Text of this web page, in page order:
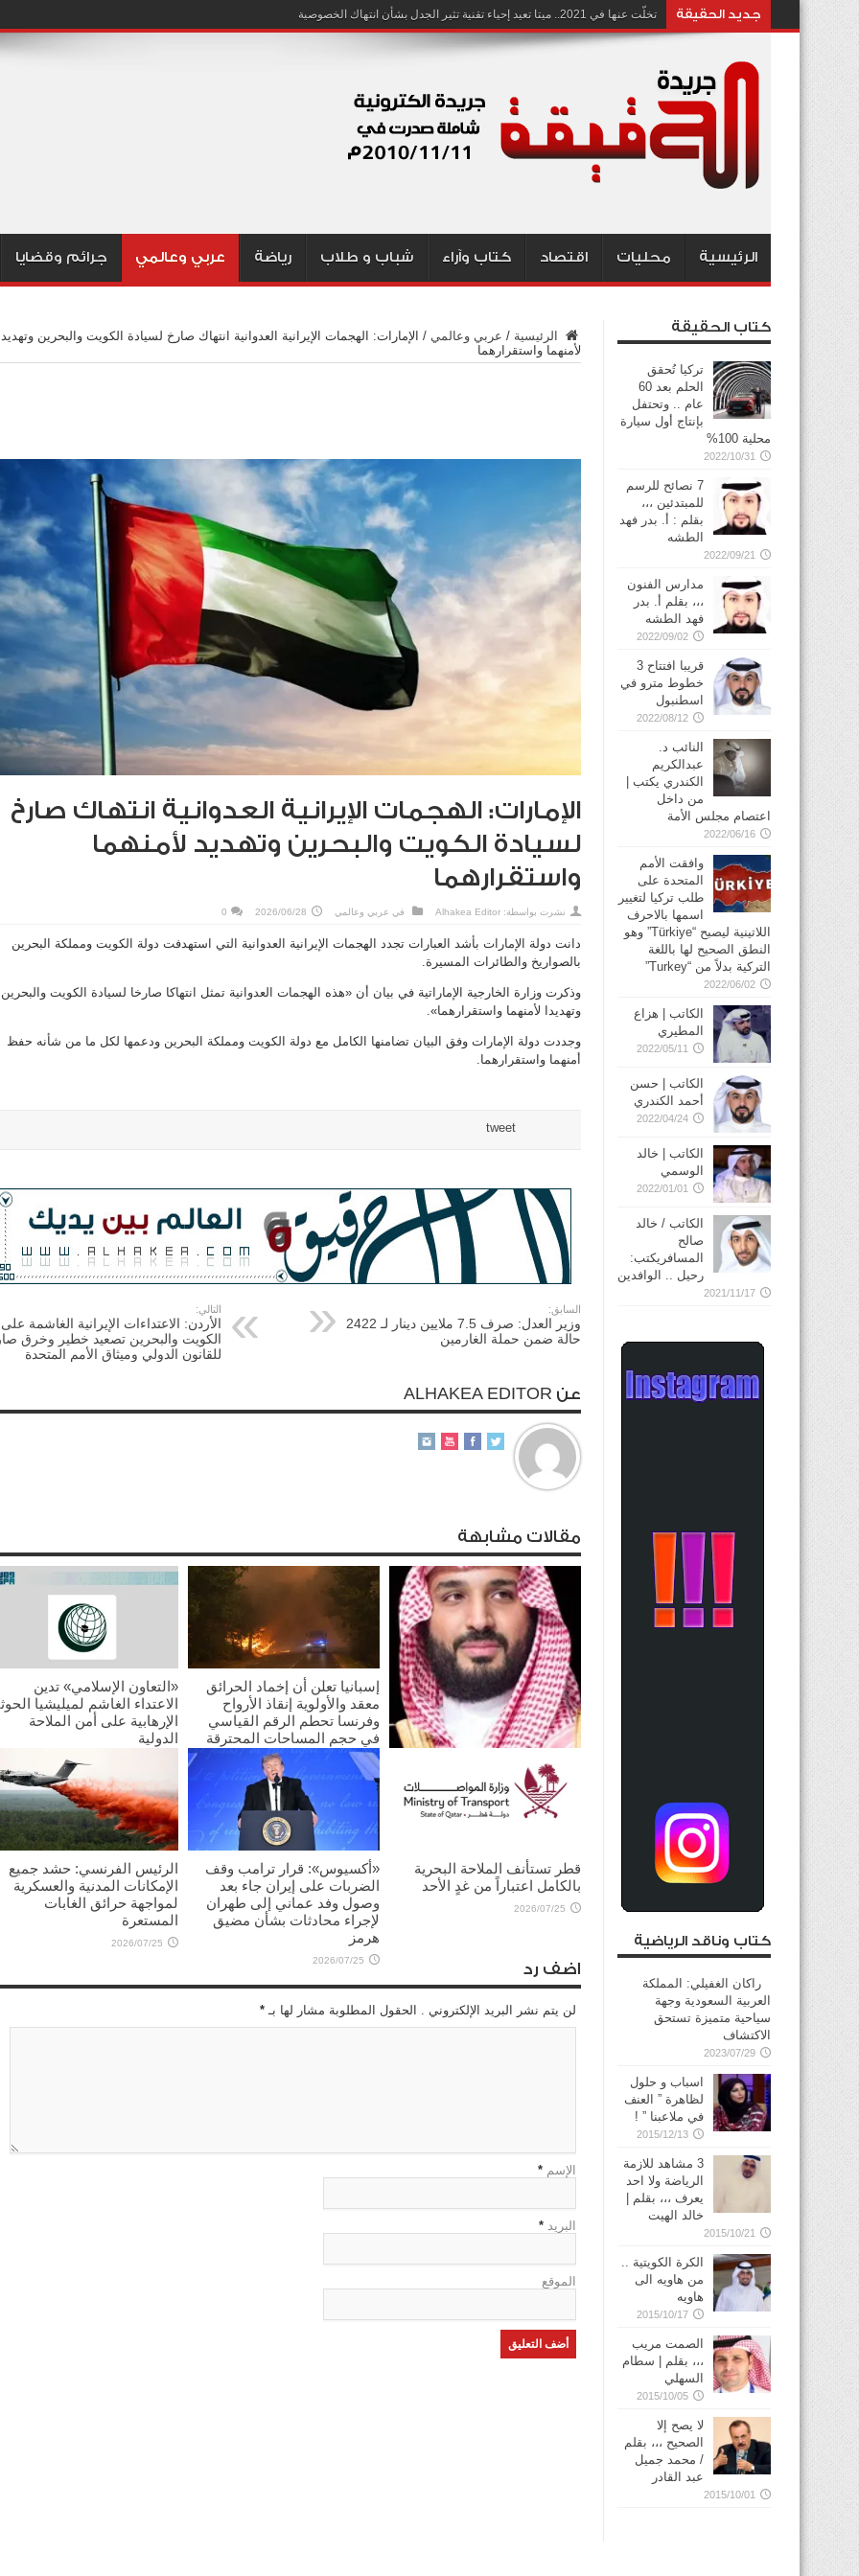
جديد الحقيقة تخلّت عنها في 2021.. ميتا تعيد إحياء تقنية تثير الجدل بشأن انتهاك الخصوصية
الرئيسية محليات اقتصاد كتاب وآراء شباب و طلاب رياضة عربي وعالمي جرائم وقضايا
الرئيسية / عربي وعالمي / الإمارات: الهجمات الإيرانية العدوانية انتهاك صارخ لسيادة الكويت والبحرين وتهديد
لأمنهما واستقرارهما
الإمارات: الهجمات الإيرانية العدوانية انتهاك صارخ
لسيادة الكويت والبحرين وتهديد لأمنهما
واستقرارهما
نشرت بواسطة: Alhakea Editor في عربي وعالمي 2026/06/28
0
دانت دولة الإمارات بأشد العبارات تجدد الهجمات الإيرانية العدوانية التي استهدفت دولة الكويت ومملكة البحرين
بالصواريخ والطائرات المسيرة.
وذكرت وزارة الخارجية الإماراتية في بيان أن «هذه الهجمات العدوانية تمثل انتهاكا صارخا لسيادة الكويت والبحرين
وتهديدا لأمنهما واستقرارهما».
وجددت دولة الإمارات وفق البيان تضامنها الكامل مع دولة الكويت ومملكة البحرين ودعمها لكل ما من شأنه حفظ
أمنهما واستقرارهما.
tweet
السابق:
وزير العدل: صرف 7.5 ملايين دينار لـ 2422
حالة ضمن حملة الغارمين
التالي:
الأردن: الاعتداءات الإيرانية الغاشمة على
الكويت والبحرين تصعيد خطير وخرق
للقانون الدولي وميثاق الأمم المتحدة
عن ALHAKEA EDITOR
مقالات مشابهة
ولي العهد السعودي يؤكد
للرئيس الأميركي ضرورة تغليب
الحوار لخفض التصعيد
إسبانيا تعلن أن إخماد الحرائق
معقد والأولوية إنقاذ الأرواح
وفرنسا تحطم الرقم القياسي
في حجم المساحات المحترقة
2026/07/25
«التعاون الإسلامي» تدين
الاعتداء الغاشم لميليشيا
الإرهابية على أمن الملاحة
الدولية
قطر تستأنف الملاحة البحرية
بالكامل اعتباراً من غدٍ الأحد
2026/07/25
«أكسيوس»: قرار ترامب وقف
الضربات على إيران جاء بعد
وصول وفد عماني إلى طهران
لإجراء محادثات بشأن مضيق
هرمز
2026/07/25
الرئيس الفرنسي: حشد جميع
الإمكانات المدنية والعسكرية
لمواجهة حرائق الغابات
المستعرة
2026/07/25
اضف رد
لن يتم نشر البريد الإلكتروني . الحقول المطلوبة مشار لها بـ *
الإسم *
البريد *
الموقع
كتاب الحقيقة
تركيا تُحقق
الحلم بعد 60
عام .. وتحتفل
بإنتاج أول سيارة
محلية 100%
2022/10/31
7 نصائح للرسم
للمبتدئين ،،،
بقلم : أ. بدر فهد
الطشه
2022/09/21
مدارس الفنون
،،، بقلم أ. بدر
فهد الطشه
2022/09/02
قريبا افتتاح 3
خطوط مترو في
2022/08/12
النائب د.
عبدالكريم
الكندري يكتب |
من داخل
اعتصام مجلس الأمة
2022/06/16
وافقت الأمم
المتحدة على
طلب تركيا لتغيير
اسمها بالاحرف
اللاتينية ليصبح “Türkiye” وهو
النطق الصحيح لها باللغة
التركية بدلاً من “Turkey”
2022/06/02
الكاتب | هزاع
المطيري
2022/05/11
الكاتب | حسن
أحمد الكندري
2022/04/24
الكاتب | خالد
الوسمي
2022/01/01
الكاتب / خالد
صالح
المسافريكتب:
رحيل .. الوافدين
2021/11/17
كتاب وناقد الرياضية
راكان الغفيلي: المملكة
العربية السعودية وجهة
سياحية متميزة تستحق
الاكتشاف
2023/07/29
اسباب و حلول
لظاهرة ” العنف
في ملاعبنا ” !
2015/12/13
3 مشاهد للازمة
الرياضة ولا احد
يعرف ،،، بقلم |
خالد الهيت
2015/10/21
الكرة الكويتية ..
من هاويه الى
هاويه
2015/10/17
الصمت مريب
،،، بقلم | سطام
السهلي
2015/10/05
لا يصح إلا
الصحيح ،،، بقلم
/ محمد جميل
عبد القادر
2015/10/01